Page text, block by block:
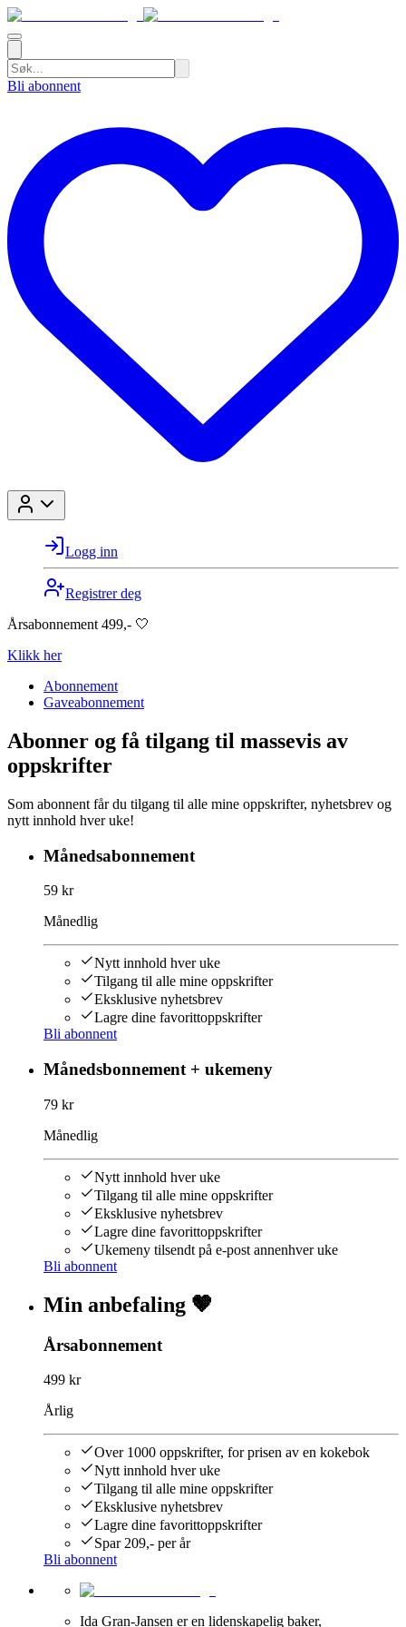
Bli abonnent
Logg inn
Registrer deg
Årsabonnement 499,- 🤍
Klikk her
Abonnement
Gaveabonnement
Abonner og få tilgang til massevis av
oppskrifter
Som abonnent får du tilgang til alle mine oppskrifter, nyhetsbrev og
nytt innhold hver uke!
Månedsabonnement
59 kr
Månedlig
Nytt innhold hver uke
Tilgang til alle mine oppskrifter
Eksklusive nyhetsbrev
Lagre dine favorittoppskrifter
Bli abonnent
Månedsbonnement + ukemeny
79 kr
Månedlig
Nytt innhold hver uke
Tilgang til alle mine oppskrifter
Eksklusive nyhetsbrev
Lagre dine favorittoppskrifter
Ukemeny tilsendt på e-post annenhver uke
Bli abonnent
Min anbefaling 🤎
Årsabonnement
499 kr
Årlig
Over 1000 oppskrifter, for prisen av en kokebok
Nytt innhold hver uke
Tilgang til alle mine oppskrifter
Eksklusive nyhetsbrev
Lagre dine favorittoppskrifter
Spar 209,- per år
Bli abonnent
Ida Gran-Jansen er en lidenskapelig baker,